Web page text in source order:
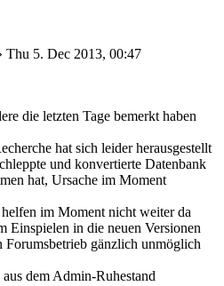
Thu 5. Dec 2013, 00:47
die letzten Tage bemerkt haben
hat sich leider herausgestellt
und konvertierte Datenbank
hat, Ursache im Moment
im Moment nicht weiter da
Einspielen in die neuen Versionen
Forumsbetrieb gänzlich unmöglich
dem Admin-Ruhestand